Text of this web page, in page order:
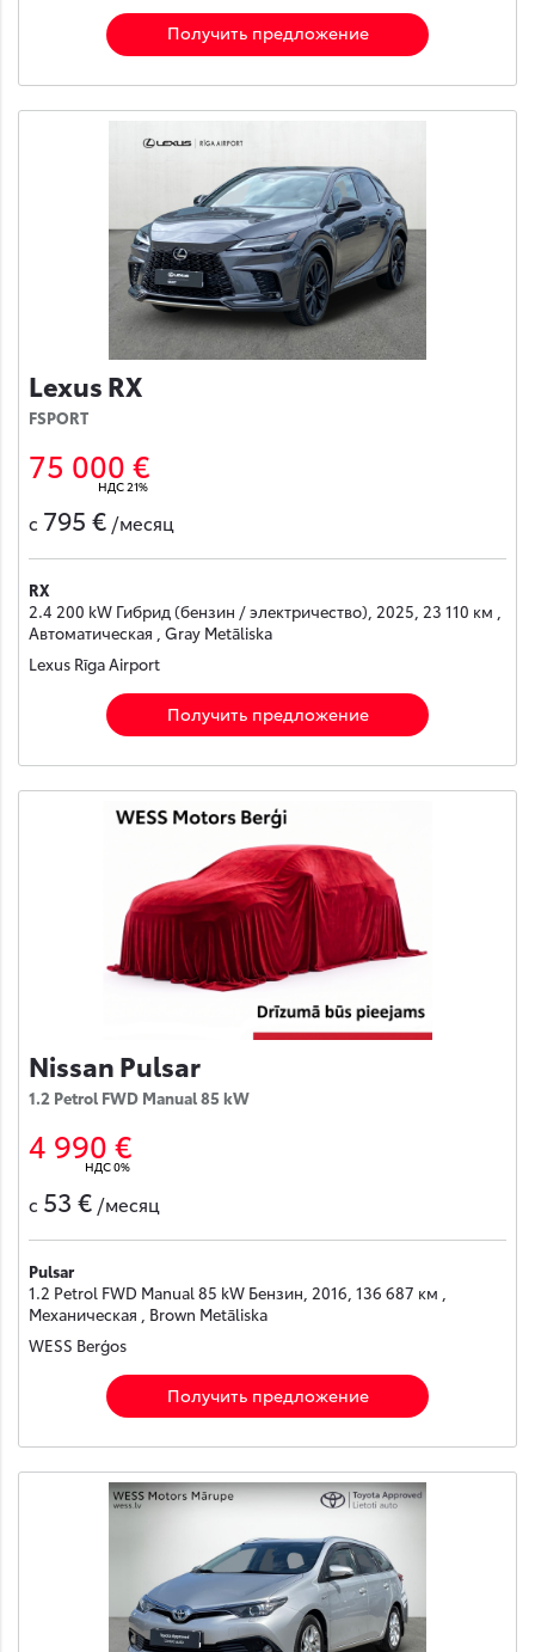
Получить предложение
Lexus RX
FSPORT
75 000 €
НДС 21%
с 795 € /месяц
RX
2.4 200 kW Гибрид (бензин / электричество), 2025, 23 110 км ,
Автоматическая , Gray Metāliska
Lexus Rīga Airport
Получить предложение
Nissan Pulsar
1.2 Petrol FWD Manual 85 kW
4 990 €
НДС 0%
с 53 € /месяц
Pulsar
1.2 Petrol FWD Manual 85 kW Бензин, 2016, 136 687 км ,
Механическая , Brown Metāliska
WESS Berģos
Получить предложение